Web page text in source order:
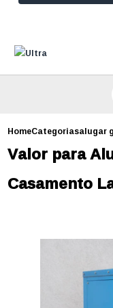
HomeCategoriasalugar
Valor para
Casamento